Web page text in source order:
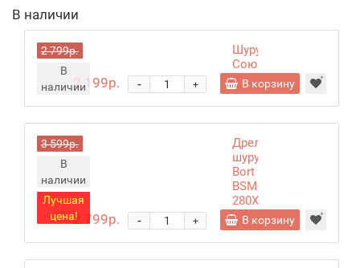
В наличии
2 799р.
В
наличии
Шуруповерт
Союз
ДУС-2165
2 199р. +
- В корзину
3 599р.
В
наличии
Лучшая
цена!
Дрель-
шуруповерт
Bort
BSM-
280X-
2
2 799р. +
- В корзину